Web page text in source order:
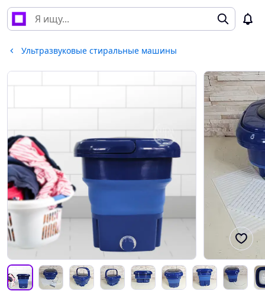
Ультразвуковые стиральные машины